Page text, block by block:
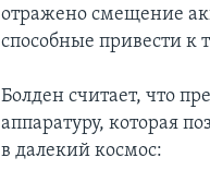
отражено смещение
способные привести к
Болден считает, что
аппаратуру, которая
в далекий космос: